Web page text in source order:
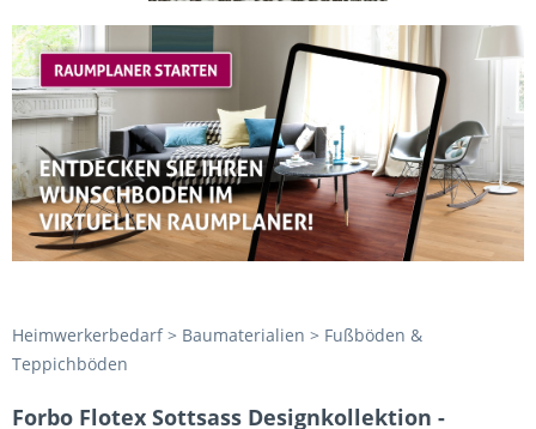
Heimwerkerbedarf > Baumaterialien > Fußböden &
Teppichböden
Forbo Flotex Sottsass Designkollektion -